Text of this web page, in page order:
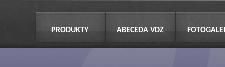
PRODUKTY ABECEDA VDZ